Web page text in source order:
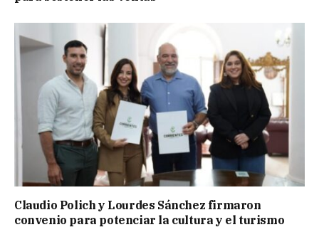
Claudio Polich y Lourdes Sánchez firmaron
convenio para potenciar la cultura y el turismo